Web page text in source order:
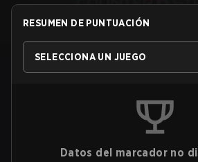
RESUMEN DE PUNTUACIÓN
SELECCIONA UN JUEGO
Datos del marcador no